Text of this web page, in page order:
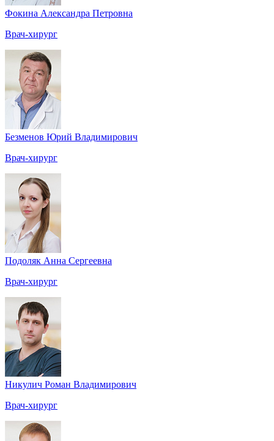
Фокина Александра Петровна
Врач-хирург
Безменов Юрий Владимирович
Врач-хирург
Подоляк Анна Сергеевна
Врач-хирург
Никулич Роман Владимирович
Врач-хирург